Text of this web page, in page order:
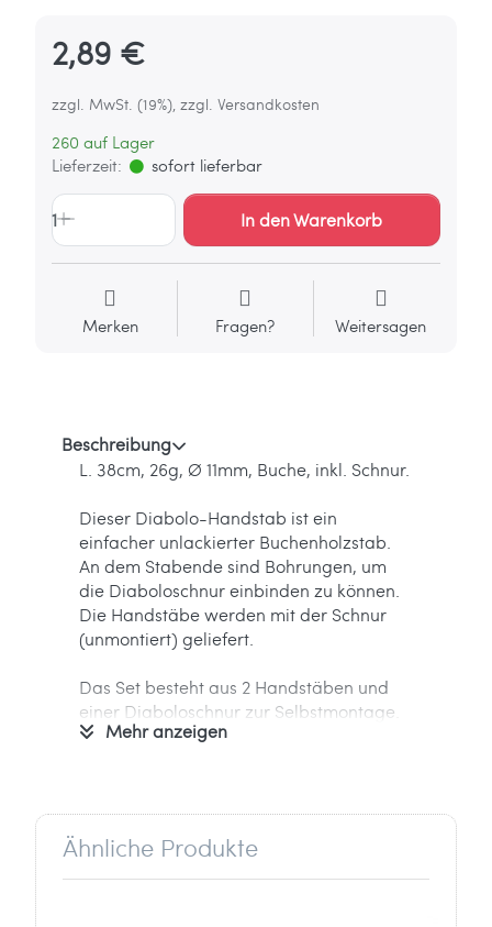
2,89 €
zzgl. MwSt. (19%), zzgl. Versandkosten
260 auf Lager
Lieferzeit:
sofort lieferbar
1 In den Warenkorb
Merken Fragen? Weitersagen
Beschreibung
L. 38cm, 26g, Ø 11mm, Buche, inkl. Schnur.
Dieser Diabolo-Handstab ist ein
einfacher unlackierter Buchenholzstab.
An dem Stabende sind Bohrungen, um
die Diaboloschnur einbinden zu können.
Die Handstäbe werden mit der Schnur
(unmontiert) geliefert.
Das Set besteht aus 2 Handstäben und
einer Diaboloschnur zur Selbstmontage.
Ballaballa - Spielwaren und Freizeitsport
Mehr anzeigen
Ähnliche Produkte